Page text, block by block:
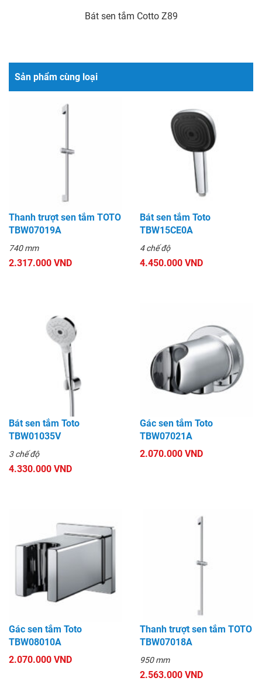
Bát sen tắm Cotto Z89
Sản phẩm cùng loại
Thanh trượt sen tắm TOTO
TBW07019A
740 mm
2.317.000 VND
Bát sen tắm Toto
TBW15CE0A
4 chế độ
4.450.000 VND
Bát sen tắm Toto
TBW01035V
3 chế độ
4.330.000 VND
Gác sen tắm Toto
TBW07021A
2.070.000 VND
Gác sen tắm Toto
TBW08010A
2.070.000 VND
Thanh trượt sen tắm TOTO
TBW07018A
950 mm
2.563.000 VND